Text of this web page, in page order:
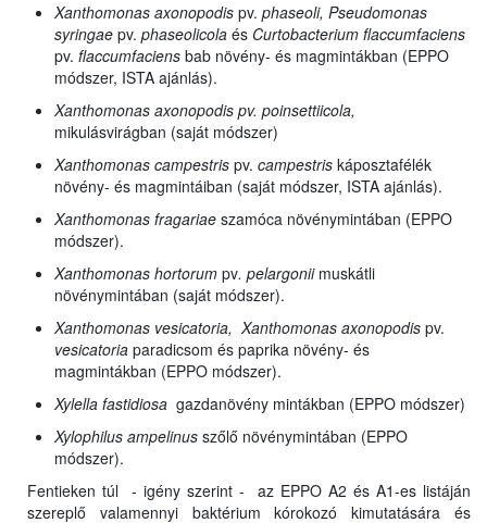
Xanthomonas axonopodis pv. phaseoli, Pseudomonas
syringae pv. phaseolicola és Curtobacterium flaccumfaciens
pv. flaccumfaciens bab növény- és magmintákban (EPPO
módszer, ISTA ajánlás).
Xanthomonas axonopodis pv. poinsettiicola,
mikulásvirágban (saját módszer)
Xanthomonas campestris pv. campestris káposztafélék
növény- és magmintáiban (saját módszer, ISTA ajánlás).
Xanthomonas fragariae szamóca növénymintában (EPPO
módszer).
Xanthomonas hortorum pv. pelargoniimuskátli
növénymintában (saját módszer).
Xanthomonas vesicatoria, Xanthomonas axonopodis pv.
vesicatoria paradicsom és paprika növény- és
magmintákban (EPPO módszer).
Xylella fastidiosa gazdanövény mintákban (EPPO módszer)
Xylophilus ampelinus szőlő növénymintában (EPPO
módszer).
Fentieken túl - igény szerint - az EPPO A2 és A1-es listáján
szereplő valamennyi baktérium kórokozó kimutatására és